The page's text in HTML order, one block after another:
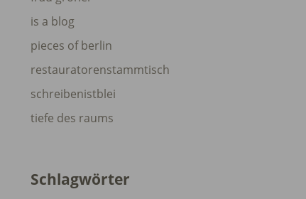
is a blog
pieces of berlin
restauratorenstammtisch
schreibenistblei
tiefe des raums
Schlagwörter